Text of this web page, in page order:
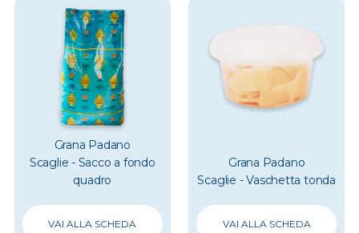
Grana Padano
Scaglie - Sacco a fondo
quadro
VAI ALLA SCHEDA
Grana Padano
Scaglie - Vaschetta tonda
VAI ALLA SCHEDA